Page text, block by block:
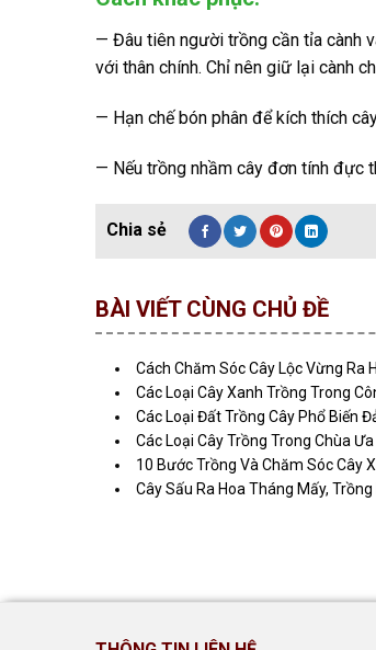
— Đâu tiên người trồng cần tỉa cành
với thân chính. Chỉ nên giữ lại cành
— Hạn chế bón phân để kích thích
— Nếu trồng nhầm cây đơn tính đực
BÀI VIẾT CÙNG CHỦ ĐỀ
Cách Chăm Sóc Cây Lộc Vừng Ra
Các Loại Cây Xanh Trồng Trong
Các Loại Đất Trồng Cây Phổ Biến
Các Loại Cây Trồng Trong Chùa
10 Bước Trồng Và Chăm Sóc Cây
Cây Sấu Ra Hoa Tháng Mấy,